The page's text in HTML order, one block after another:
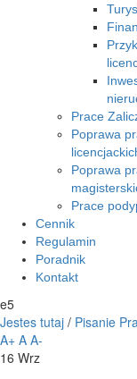
Prace
Poprawa
Poprawa
Prace
Cennik
Regulamin
Poradnik
Kontakt
e5
Jestes tutaj / Pisanie
A+ A A-
16 Wrz